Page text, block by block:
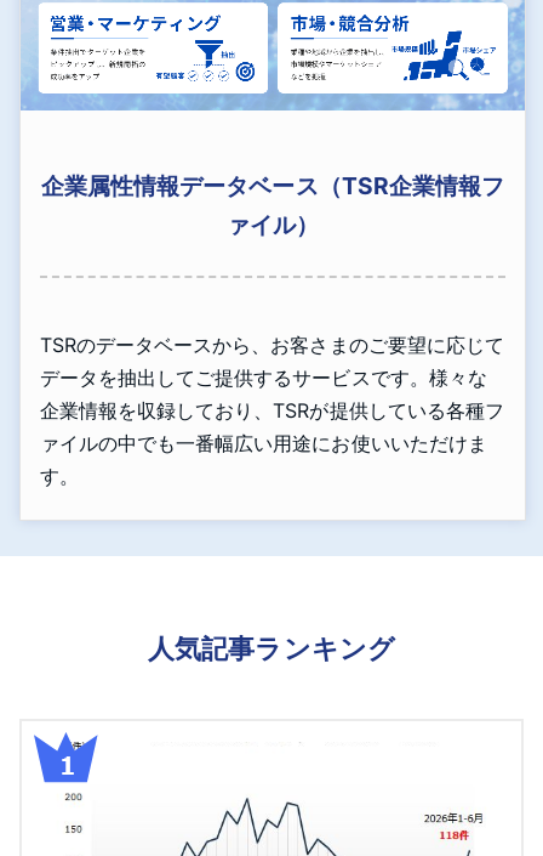
企業属性情報データベース（TSR企業情報フ
ァイル）
TSRのデータベースから、お客さまのご要望に応じて
データを抽出してご提供するサービスです。様々な
企業情報を収録しており、TSRが提供している各種フ
ァイルの中でも一番幅広い用途にお使いいただけま
す。
人気記事ランキング